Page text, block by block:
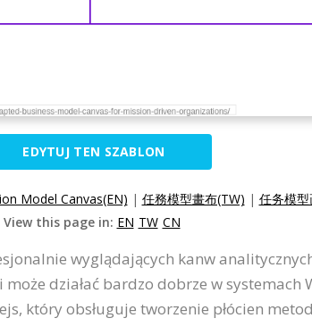
EDYTUJ TEN SZABLON
Model Canvas(EN) | 任務模型畫布(TW) | 任务模
View this page in: EN TW CN
wyglądających kanw
działać bardzo dobrze w systemach
który obsługuje tworzenie płócien